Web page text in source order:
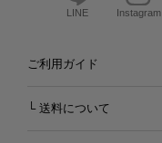
LINE Instagram
ご利用ガイド
└ 送料について